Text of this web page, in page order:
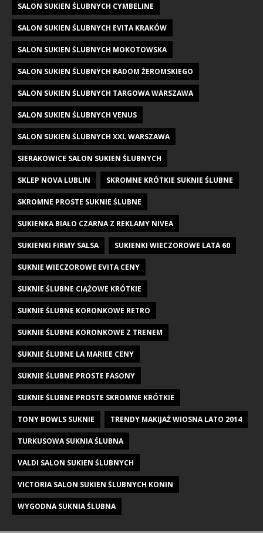
SALON SUKIEN ŚLUBNYCH CYMBELINE
SALON SUKIEN ŚLUBNYCH EVITA KRAKÓW
SALON SUKIEN ŚLUBNYCH MOKOTOWSKA
SALON SUKIEN ŚLUBNYCH RADOM ŻEROMSKIEGO
SALON SUKIEN ŚLUBNYCH TARGOWA WARSZAWA
SALON SUKIEN ŚLUBNYCH VENUS
SALON SUKIEN ŚLUBNYCH XXL WARSZAWA
SIERAKOWICE SALON SUKIEN ŚLUBNYCH
SKLEP NOVA LUBLIN SKROMNE KRÓTKIE SUKNIE ŚLUBNE
SKROMNE PROSTE SUKNIE ŚLUBNE
SUKIENKA BIAŁO CZARNA Z REKLAMY NIVEA
SUKIENKI FIRMY SALSA SUKIENKI WIECZOROWE LATA 60
SUKNIE WIECZOROWE EVITA CENY
SUKNIE ŚLUBNE CIĄŻOWE KRÓTKIE
SUKNIE ŚLUBNE KORONKOWE RETRO
SUKNIE ŚLUBNE KORONKOWE Z TRENEM
SUKNIE ŚLUBNE LA MARIEE CENY
SUKNIE ŚLUBNE PROSTE FASONY
SUKNIE ŚLUBNE PROSTE SKROMNE KRÓTKIE
TONY BOWLS SUKNIE TRENDY MAKIJAŻ WIOSNA LATO 2014
TURKUSOWA SUKNIA ŚLUBNA
VALDI SALON SUKIEN ŚLUBNYCH
VICTORIA SALON SUKIEN ŚLUBNYCH KONIN
WYGODNA SUKNIA ŚLUBNA